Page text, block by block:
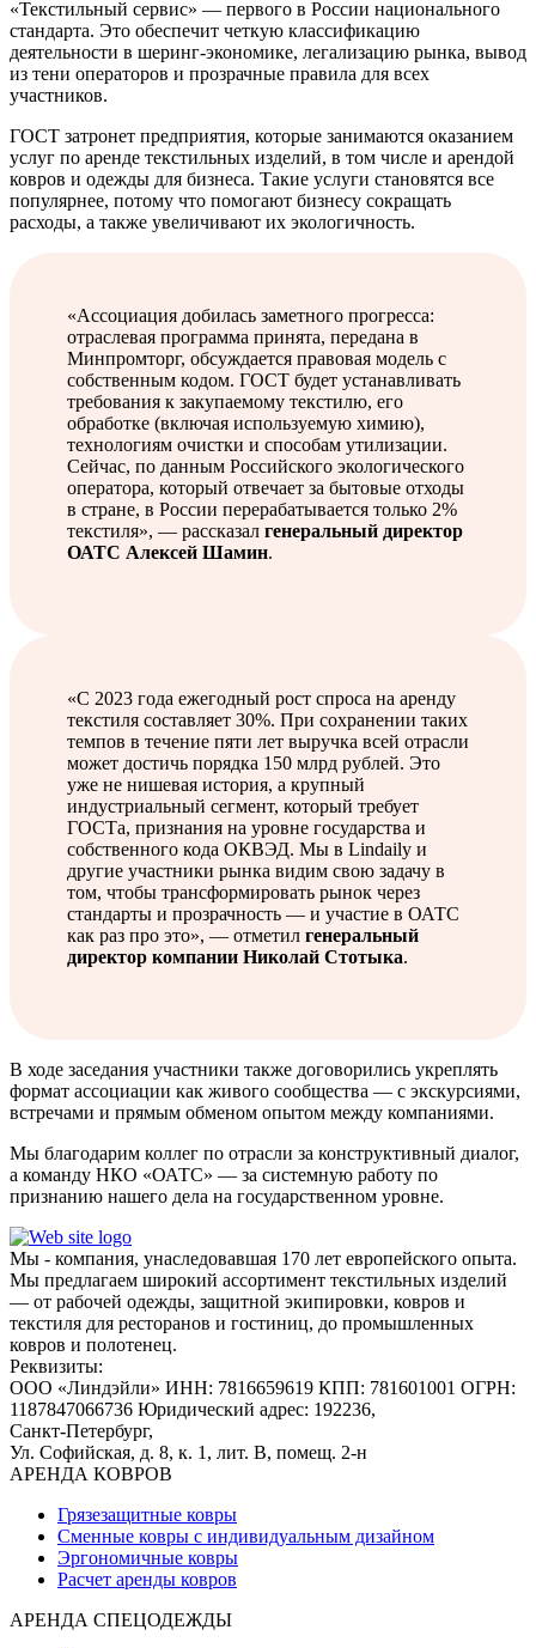
«Текстильный сервис» — первого в России национального
стандарта. Это обеспечит четкую классификацию
деятельности в шеринг-экономике, легализацию рынка, вывод
из тени операторов и прозрачные правила для всех
участников.
ГОСТ затронет предприятия, которые занимаются оказанием
услуг по аренде текстильных изделий, в том числе и арендой
ковров и одежды для бизнеса. Такие услуги становятся все
популярнее, потому что помогают бизнесу сокращать
расходы, а также увеличивают их экологичность.
«Ассоциация добилась заметного прогресса:
отраслевая программа принята, передана в
Минпромторг, обсуждается правовая модель с
собственным кодом. ГОСТ будет устанавливать
требования к закупаемому текстилю, его
обработке (включая используемую химию),
технологиям очистки и способам утилизации.
Сейчас, по данным Российского экологического
оператора, который отвечает за бытовые отходы
в стране, в России перерабатывается только 2%
текстиля», — рассказал генеральный директор
ОАТС Алексей Шамин.
«С 2023 года ежегодный рост спроса на аренду
текстиля составляет 30%. При сохранении таких
темпов в течение пяти лет выручка всей отрасли
может достичь порядка 150 млрд рублей. Это
уже не нишевая история, а крупный
индустриальный сегмент, который требует
ГОСТа, признания на уровне государства и
собственного кода ОКВЭД. Мы в Lindaily и
другие участники рынка видим свою задачу в
том, чтобы трансформировать рынок через
стандарты и прозрачность — и участие в ОАТС
как раз про это», — отметил генеральный
директор компании Николай Стотыка.
В ходе заседания участники также договорились укреплять
формат ассоциации как живого сообщества — с экскурсиями,
встречами и прямым обменом опытом между компаниями.
Мы благодарим коллег по отрасли за конструктивный диалог,
а команду НКО «ОАТС» — за системную работу по
признанию нашего дела на государственном уровне.
Мы - компания, унаследовавшая 170 лет европейского опыта.
Мы предлагаем широкий ассортимент текстильных изделий
— от рабочей одежды, защитной экипировки, ковров и
текстиля для ресторанов и гостиниц, до промышленных
ковров и полотенец.
Реквизиты:
ООО «Линдэйли» ИНН: 7816659619 КПП: 781601001 ОГРН:
1187847066736 Юридический адрес: 192236,
Санкт-Петербург,
Ул. Софийская, д. 8, к. 1, лит. В, помещ. 2-н
АРЕНДА КОВРОВ
Грязезащитные ковры
Сменные ковры с индивидуальным дизайном
Эргономичные ковры
Расчет аренды ковров
АРЕНДА СПЕЦОДЕЖДЫ